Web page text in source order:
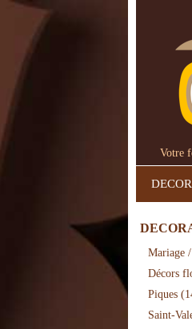
Votre
Mariage
Décors
Piques
Saint-